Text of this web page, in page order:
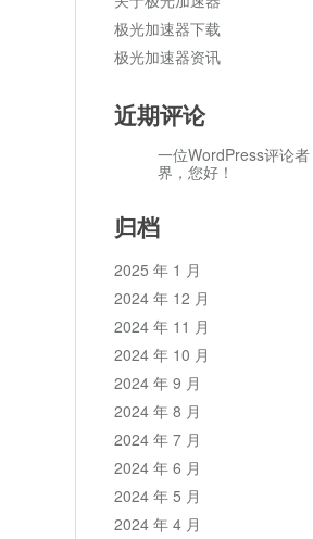
极光加速器下载
极光加速器资讯
近期评论
一位WordPress评论者
界，您好！
归档
2025 年 1 月
2024 年 12 月
2024 年 11 月
2024 年 10 月
2024 年 9 月
2024 年 8 月
2024 年 7 月
2024 年 6 月
2024 年 5 月
2024 年 4 月